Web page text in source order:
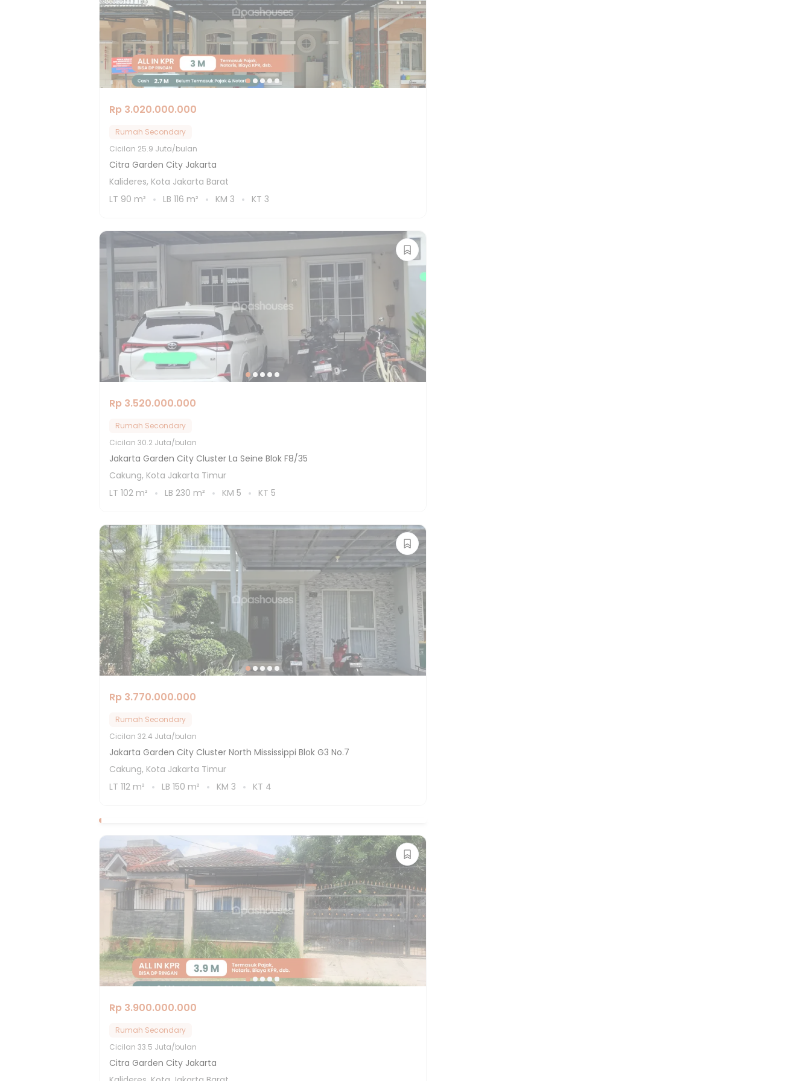
Rp 3.020.000.000
Rumah Secondary
Cicilan 25.9 Juta/bulan
Citra Garden City Jakarta
Kalideres, Kota Jakarta Barat
LT 90 m² LB 116 m² KM 3 KT 3
Rp 3.520.000.000
Rumah Secondary
Cicilan 30.2 Juta/bulan
Jakarta Garden City Cluster La Seine Blok F8/35
Cakung, Kota Jakarta Timur
LT 102 m² LB 230 m² KM 5 KT 5
Rp 3.770.000.000
Rumah Secondary
Cicilan 32.4 Juta/bulan
Jakarta Garden City Cluster North Mississippi Blok G3 No.7
Cakung, Kota Jakarta Timur
LT 112 m² LB 150 m² KM 3 KT 4
Rp 3.900.000.000
Rumah Secondary
Cicilan 33.5 Juta/bulan
Citra Garden City Jakarta